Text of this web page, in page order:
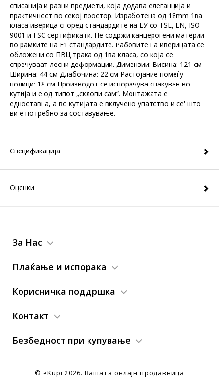
списанија и разни предмети, која додава елеганција и
практичност во секој простор. Изработена од 18mm 1ва
класа иверица според стандардите на ЕУ со TSE, EN, ISO
9001 и FSC сертификати. Не содржи канцерогени материи
во рамките на Е1 стандардите. Рабовите на иверицата се
обложени со ПВЦ трака од 1ва класа, со која се
спречуваат лесни деформации. Димензии: Висина: 121 см
Ширина: 44 см Длабочина: 22 см Растојание помеѓу
полици: 18 см Производот се испорачува спакуван во
кутија и е од типот „склопи сам“. Монтажата е
едноставна, а во кутијата е вклучено упатство и се' што
ви е потребно за составување.
Спецификација
Оценки
За Нас
Плаќање и испорака
Корисничка поддршка
Контакт
Безбедност при купување
© eKupi2026. Вашата онлајн продавница